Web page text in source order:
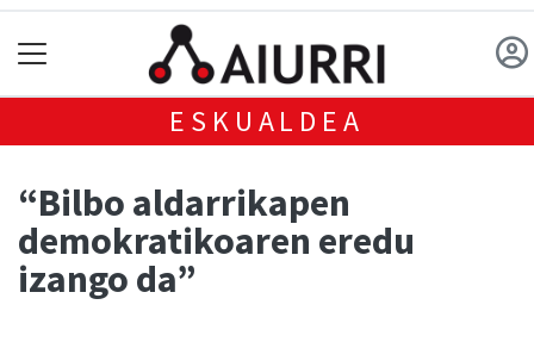
ESKUALDEA
“Bilbo aldarrikapen
demokratikoaren eredu
izango da”